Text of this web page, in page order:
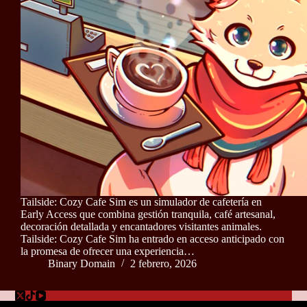
Tailside: Cozy Cafe Sim es un simulador de cafetería en
Early Access que combina gestión tranquila, café artesanal,
decoración detallada y encantadores visitantes animales.
Tailside: Cozy Cafe Sim ha entrado en acceso anticipado con
la promesa de ofrecer una experiencia…
Binary Domain
2 febrero, 2026